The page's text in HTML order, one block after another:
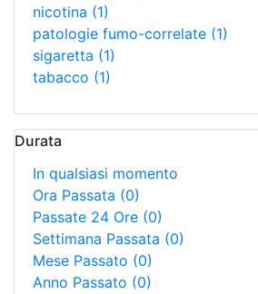
nicotina (1)
patologie fumo-correlate (1)
sigaretta (1)
tabacco (1)
Durata
In qualsiasi momento
Ora Passata (0)
Passate 24 Ore (0)
Settimana Passata (0)
Mese Passato (0)
Anno Passato (0)